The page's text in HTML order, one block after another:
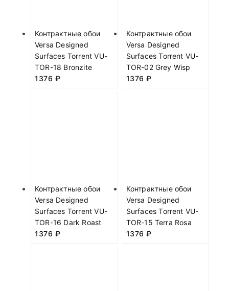
Контрактные обои
Versa Designed
Surfaces Torrent VU-
TOR-18 Bronzite
1376 ₽
Контрактные обои
Versa Designed
Surfaces Torrent VU-
TOR-02 Grey Wisp
1376 ₽
Контрактные обои
Versa Designed
Surfaces Torrent VU-
TOR-16 Dark Roast
1376 ₽
Контрактные обои
Versa Designed
Surfaces Torrent VU-
TOR-15 Terra Rosa
1376 ₽